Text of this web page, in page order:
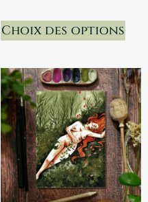
Choix des options